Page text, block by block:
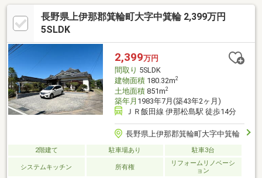
構造上主要な部分の欠陥や・腐食、給排水管の故障や漏水につい
てお引渡しより２年間保証・シロアリ防除工事施工後5年間保証・
お客様に合わせたローンの組み方や金融機関をご提案。住宅ロー
村立原小学校600ｍ（徒歩8分）・原村立原中学校750ｍ（徒歩10
長野県上伊那郡箕輪町大字中箕輪 2,399万円
5SLDK
2,399万円
間取り 5SLDK
建物面積180.32m2
土地面積851m2
築年月 1983年7月(築43年2ヶ月)
ＪＲ飯田線 伊那松島駅 徒歩14分
長野県上伊那郡箕輪町大字中箕輪
2階建て 駐車場あり 駐車3台
システムキッチン 所有権
リフォームリノベーシ
ョン